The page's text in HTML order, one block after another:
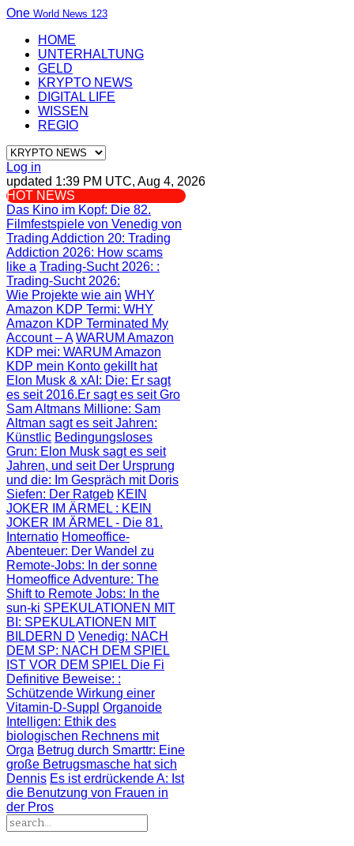
One World News 123
HOME
UNTERHALTUNG
GELD
KRYPTO NEWS
DIGITAL LIFE
WISSEN
REGIO
Log in
updated 1:39 PM UTC, Aug 4, 2026
HOT NEWS
Das Kino im Kopf: Die 82.
Filmfestspiele von Venedig von
Trading Addiction 20: Trading
Addiction 2026: How scams
like a Trading-Sucht 2026: :
Trading-Sucht 2026:
Wie Projekte wie ain WHY
Amazon KDP Termi: WHY
Amazon KDP Terminated My
Account – A WARUM Amazon
KDP mei: WARUM Amazon
KDP mein Konto gekillt hat
Elon Musk & xAI: Die: Er sagt
es seit 2016.Er sagt es seit Gro
Sam Altmans Millione: Sam
Altman sagt es seit Jahren:
Künstlic Bedingungsloses
Grun: Elon Musk sagt es seit
Jahren, und seit Der Ursprung
und die: Im Gespräch mit Doris
Siefen: Der Ratgeb KEIN
JOKER IM ÄRMEL : KEIN
JOKER IM ÄRMEL - Die 81.
Internatio Homeoffice-
Abenteuer: Der Wandel zu
Remote-Jobs: In der sonne
Homeoffice Adventure: The
Shift to Remote Jobs: In the
sun-ki SPEKULATIONEN MIT
BI : SPEKULATIONEN MIT
BILDERN D Venedig: NACH
DEM SP: NACH DEM SPIEL
IST VOR DEM SPIEL Die Fi
Definitive Beweise: :
Schützende Wirkung einer
Vitamin-D-Suppl Organoide
Intelligen: Ethik des
biologischen Rechnens mit
Orga Betrug durch Smarttr: Eine
große Betrugsmasche hat sich
Dennis Es ist erdrückende A: Ist
die Benutzung von Frauen in
der Pros